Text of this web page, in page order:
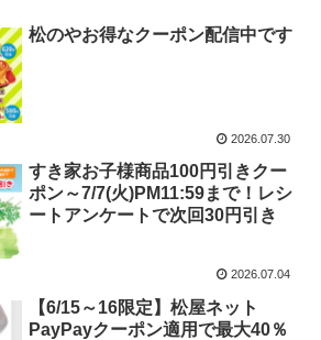
松のやお得なクーポン配信中です
2026.07.30
すき家お子様商品100円引きクー
ポン～7/7(火)PM11:59まで！レシ
ートアンケートで次回30円引き
2026.07.04
【6/15～16限定】松屋ネット
PayPayクーポン適用で最大40％